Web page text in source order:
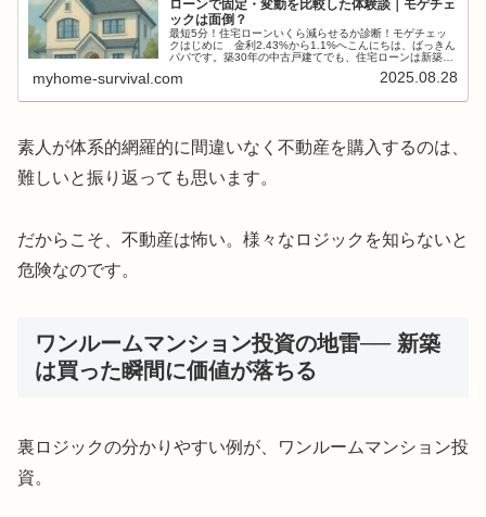
ローンで固定・変動を比較した体験談｜モゲチェ
ックは面倒？
最短5分！住宅ローンいくら減らせるか診断！モゲチェッ
クはじめに 金利2.43%から1.1%へこんにちは、ばっきん
パパです。築30年の中古戸建てでも、住宅ローンは新築と
ーンを組んだとき、**...
myhome-survival.com 2025.08.28
素人が体系的網羅的に間違いなく不動産を購入するのは、
難しいと振り返っても思います。
だからこそ、不動産は怖い。様々なロジックを知らないと
危険なのです。
ワンルームマンション投資の地雷── 新築
は買った瞬間に価値が落ちる
裏ロジックの分かりやすい例が、ワンルームマンション投
資。